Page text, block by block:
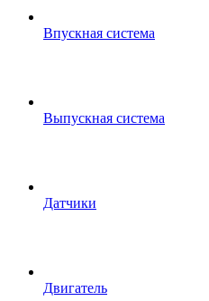
Впускная система
Выпускная система
Датчики
Двигатель